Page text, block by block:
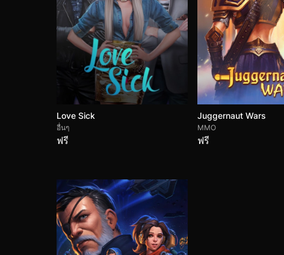
Love Sick
อื่นๆ
ฟรี
Juggernaut Wars
MMO
ฟรี